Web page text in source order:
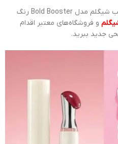
برای خرید لیپ پلامپر حجم دهنده لب شیگلم مدل Bold Booster رنگ
و فروشگاه‌های معتبر اقدام
جدید ببرید.